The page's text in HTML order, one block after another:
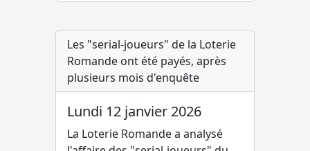
Les "serial-joueurs" de la Loterie
Romande ont été payés, après
plusieurs mois d'enquête
Lundi 12 janvier 2026
La Loterie Romande a analysé